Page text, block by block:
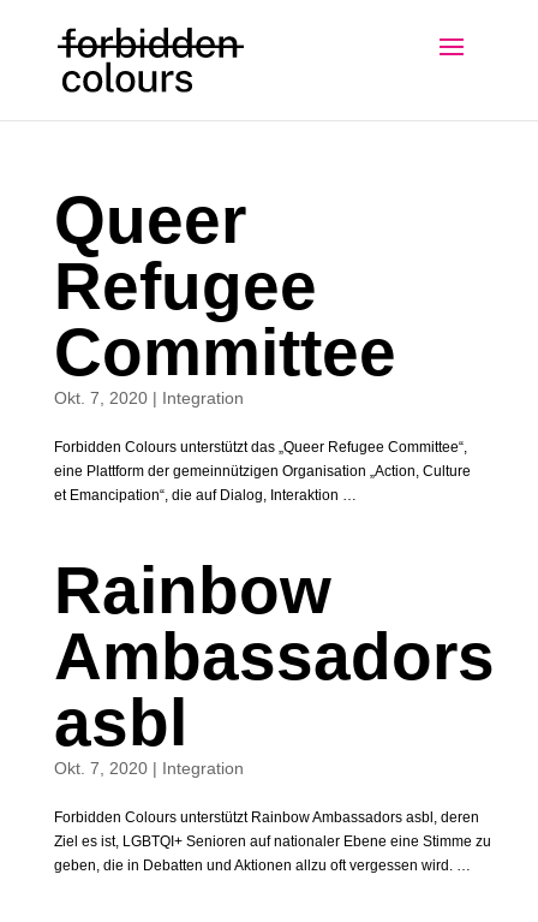
Queer
Refugee
Committee
Okt. 7, 2020| Integration
Forbidden Colours unterstützt das „Queer Refugee Committee“,
eine Plattform der gemeinnützigen Organisation „Action, Culture
et Emancipation“, die auf Dialog, Interaktion …
Rainbow
Ambassadors
asbl
Okt. 7, 2020| Integration
Forbidden Colours unterstützt Rainbow Ambassadors asbl, deren
Ziel es ist, LGBTQI+ Senioren auf nationaler Ebene eine Stimme zu
geben, die in Debatten und Aktionen allzu oft vergessen wird. …